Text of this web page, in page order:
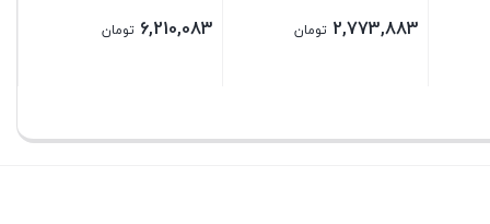
12,420,083 تومان 2,235,683 تومان